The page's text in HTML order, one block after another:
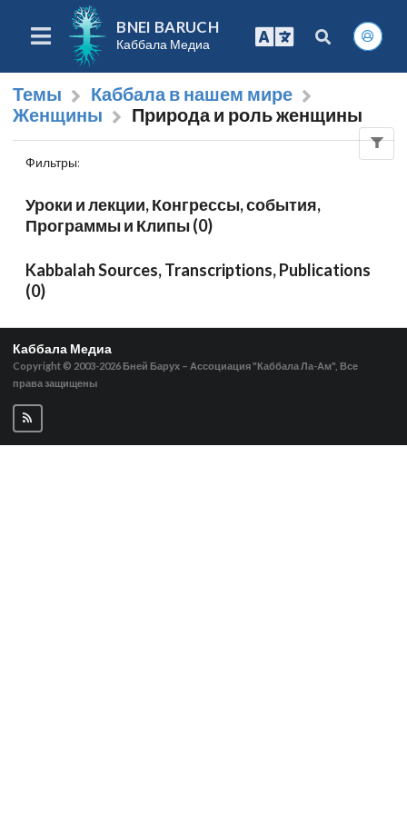
BNEI BARUCH
Каббала Медиа
Темы
Каббала в нашем мире
Женщины
Природа и роль женщины
Фильтры:
Уроки и лекции, Конгрессы, события,
Программы и Клипы (0)
Kabbalah Sources, Transcriptions, Publications
(0)
Каббала Медиа
Copyright © 2003-2026 Бней Барух – Ассоциация "Каббала Ла-Ам", Все
права защищены